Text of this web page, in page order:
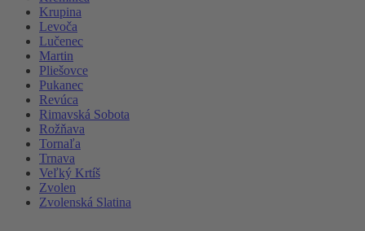
Krupina
Levoča
Lučenec
Martin
Pliešovce
Pukanec
Revúca
Rimavská Sobota
Rožňava
Tornaľa
Trnava
Veľký Krtíš
Zvolen
Zvolenská Slatina